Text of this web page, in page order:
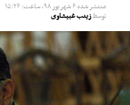
منتشر شده۶ شهریور ۹۸, ساعت: ۱۵:۲۶
توسطزینب غبیشاوی